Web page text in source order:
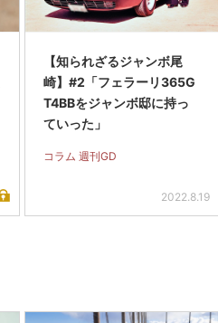
【知られざるジャンボ尾
崎】#2「フェラーリ365G
T4BBをジャンボ邸に持っ
ていった」
コラム 週刊GD
2022.8.19